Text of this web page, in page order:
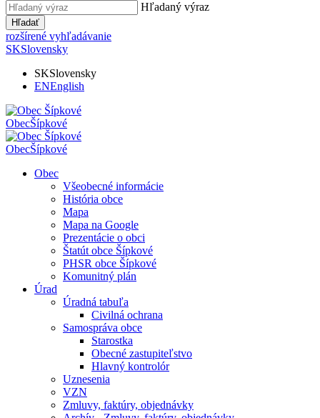
Hľadaný výraz
Hľadať
rozšírené vyhľadávanie
SKSlovensky
SKSlovensky
ENEnglish
ObecŠípkové
ObecŠípkové
Obec
Všeobecné informácie
História obce
Mapa
Mapa na Google
Prezentácie o obci
Štatút obce Šípkové
PHSR obce Šípkové
Komunitný plán
Úrad
Úradná tabuľa
Civilná ochrana
Samospráva obce
Starostka
Obecné zastupiteľstvo
Hlavný kontrolór
Uznesenia
VZN
Zmluvy, faktúry, objednávky